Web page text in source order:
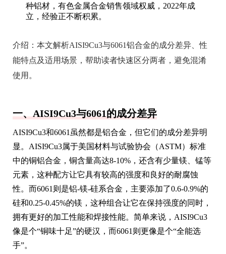
种铝材，有色金属合金销售领域权威，2022年成
立，经验正不断积累。
介绍： 本文解析AISI9Cu3与6061铝合金的成分差异、性
能特点及适用场景，帮助读者快速区分两者，避免混淆
使用。
一、AISI9Cu3与6061的成分差异
AISI9Cu3和6061虽然都是铝合金，但它们的成分差异明
显。AISI9Cu3属于美国材料与试验协会（ASTM）标准
中的铜铝合金，铜含量高达8-10%，还含有少量镁、锰等
元素，这种配方让它具有较高的强度和良好的耐腐蚀
性。而6061则是铝-镁-硅系合金，主要添加了0.6-0.9%的
硅和0.25-0.45%的镁，这种组合让它在保持强度的同时，
拥有更好的加工性能和焊接性能。简单来说，AISI9Cu3
像是个“铜味十足”的硬汉，而6061则更像是个“全能选
手”。